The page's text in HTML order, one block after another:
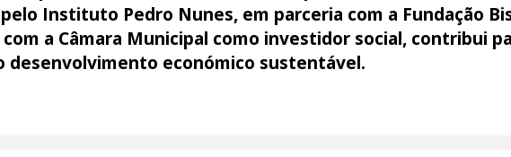
Instituto Pedro Nunes, em parceria com a Fundação
a Câmara Municipal como investidor social, contribui
desenvolvimento económico sustentável.